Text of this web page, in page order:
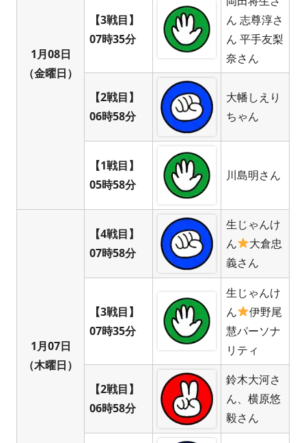
1月08日
（金曜日）
【3戦目】
07時35分
ん 志尊淳さ
ん 平手友梨
奈さん
【2戦目】
06時58分
大幡しえり
ちゃん
【1戦目】
05時58分
川島明さん
1月07日
（木曜日）
【4戦目】
07時58分
生じゃんけ
ん
大倉忠
義さん
【3戦目】
07時35分
生じゃんけ
ん
伊野尾
慧パーソナ
リティ
【2戦目】
06時58分
鈴木大河さ
ん、横原悠
毅さん